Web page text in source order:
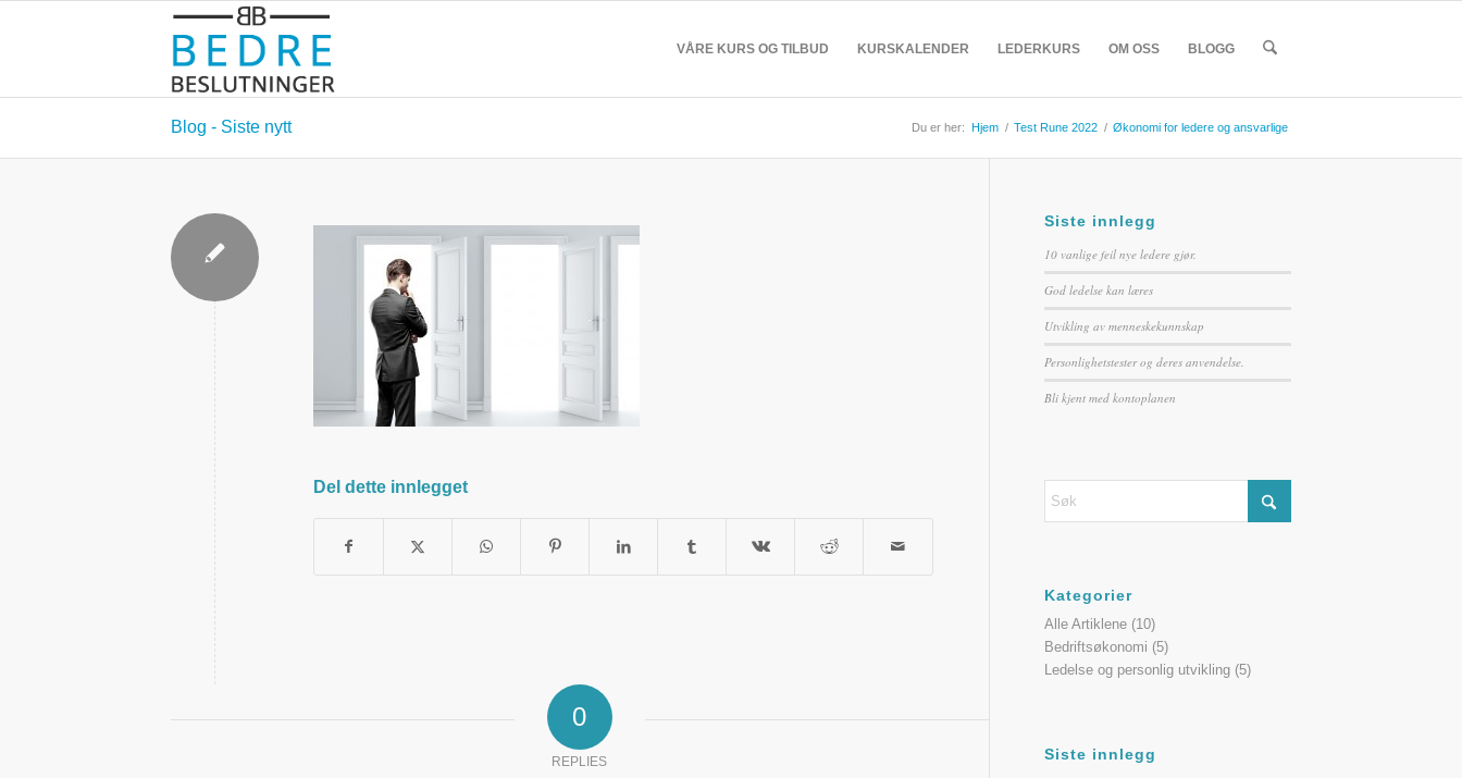
VÅRE KURS OG TILBUD KURSKALENDER LEDERKURS OM OSS BLOGG
Blog - Siste nytt Du er her: Hjem / Test Rune 2022 / Økonomi for ledere og ansvarlige
Del dette innlegget
0
REPLIES
Siste innlegg
10 vanlige feil nye ledere gjør.
God ledelse kan læres
Utvikling av menneskekunnskap
Personlighetstester og deres anvendelse.
Bli kjent med kontoplanen
Kategorier
Alle Artiklene(10)
Bedriftsøkonomi (5)
Ledelse og personlig utvikling(5)
Siste innlegg